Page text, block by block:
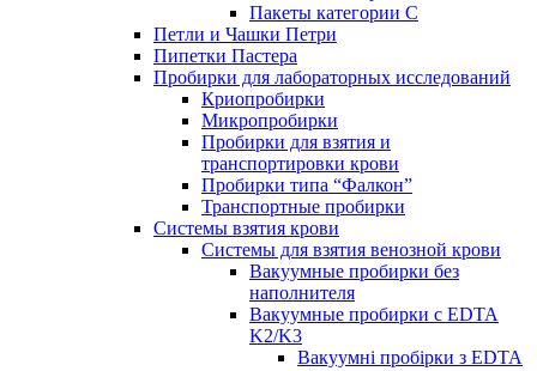
Пакеты категории C
Петли и Чашки Петри
Пипетки Пастера
Пробирки для лабораторных исследований
Криопробирки
Микропробирки
Пробирки для взятия и
транспортировки крови
Пробирки типа “Фалкон”
Транспортные пробирки
Системы взятия крови
Системы для взятия венозной крови
Вакуумные пробирки без
наполнителя
Вакуумные пробирки с EDTA
K2/K3
Вакуумні пробірки з EDTA